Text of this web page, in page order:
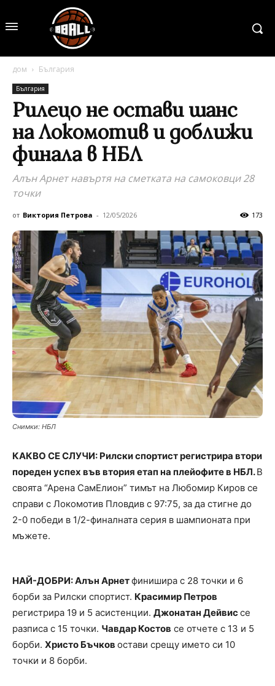
дом България
България
Рилецо не остави шанс
на Локомотив и доближи
финала в НБЛ
Алън Арнет навъртя на сметката на самоковци 28
точки
от Виктория Петрова - 12/05/2026 173
Снимки: НБЛ
КАКВО СЕ СЛУЧИ: Рилски спортист регистрира втори
пореден успех във втория етап на плейофите в НБЛ.В
своята “Арена СамЕлион” тимът на Любомир Киров се
справи с Локомотив Пловдив с 97:75, за да стигне до
2-0 победи в 1/2-финалната серия в шампионата при
мъжете.
НАЙ-ДОБРИ: Алън Арнетфинишира с 28 точки и 6
борби за Рилски спортист. Красимир Петров
регистрира 19 и 5 асистенции. Джонатан Дейвиссе
разписа с 15 точки. Чавдар Костов се отчете с 13 и 5
борби. Христо Бъчков остави срещу името си 10
точки и 8 борби.